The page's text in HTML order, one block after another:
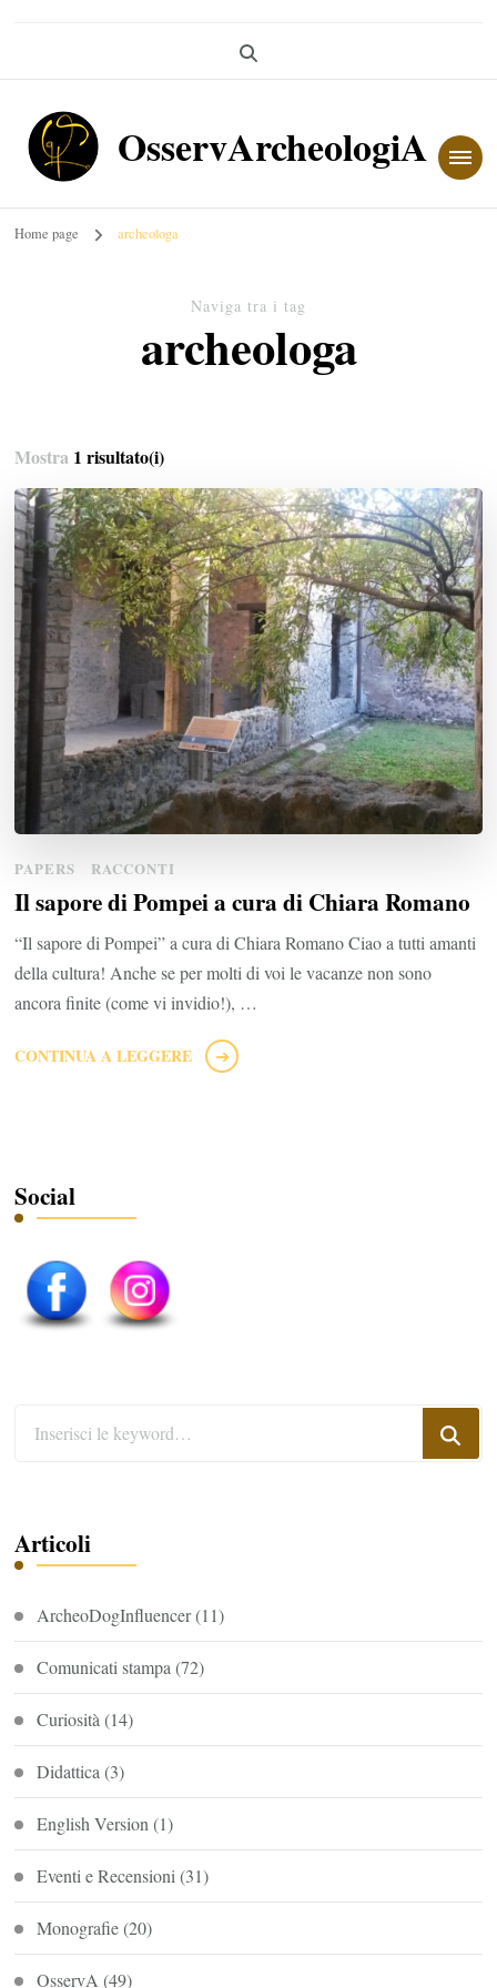
OsservArcheologiA
Home page archeologa
Naviga tra i tag
archeologa
Mostra 1 risultato(i)
PAPERS RACCONTI
Il sapore di Pompei a cura di Chiara Romano
“Il sapore di Pompei” a cura di Chiara Romano Ciao a tutti amanti
della cultura! Anche se per molti di voi le vacanze non sono
ancora finite (come vi invidio!), …
CONTINUA A LEGGERE
Social
Articoli
ArcheoDogInfluencer(11)
Comunicati stampa (72)
Curiosità (14)
Didattica (3)
English Version (1)
Eventi e Recensioni (31)
Monografie(20)
OsservA (49)